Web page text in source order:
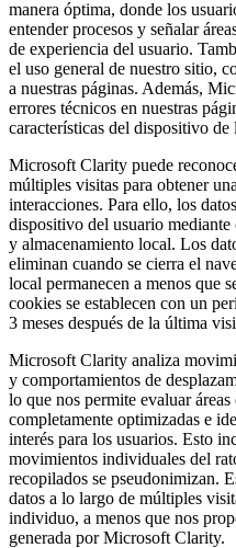
manera óptima, donde los
entender procesos y señalar
de experiencia del usuario.
el uso general de nuestro sitio,
a nuestras páginas. Además,
errores técnicos en nuestras
características del dispositivo de
Microsoft Clarity puede
múltiples visitas para obtener
interacciones. Para ello, los
dispositivo del usuario mediante
y almacenamiento local. Los
eliminan cuando se cierra el
local permanecen a menos que
cookies se establecen con un
3 meses después de la última
Microsoft Clarity analiza
y comportamientos de
lo que nos permite evaluar
completamente optimizadas e
interés para los usuarios. Esto
movimientos individuales del
recopilados se pseudonimizan.
datos a lo largo de múltiples
individuo, a menos que nos
generada por Microsoft Clarity.